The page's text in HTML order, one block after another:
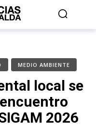
MEDIO AMBIENTE
local se
2026